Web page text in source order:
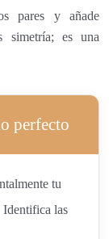
pares y añade
simetría; es una
perfecto
tu
Identifica las